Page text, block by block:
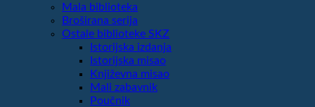
Mala biblioteka
Broširana serija
Ostale biblioteke SKZ
Istorijska izdanja
Istorijska misao
Književna misao
Mali zabavnik
Poučnik